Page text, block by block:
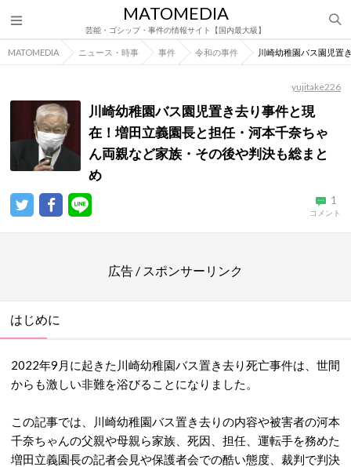
MATOMEDIA
芸能・ゴシップ・事件の情報サイト【国内最大級】
MATOMEDIA ニュース・時事 事件 令和の事件 川崎幼稚園バス園児置
yujitake226
川崎幼稚園バス園児置き去り事件と現
在！増田立義園長と担任・河本千奈ちゃ
ん両親など家族・その後や判決も総まと
め
1
コメント
広告 / スポンサーリンク
はじめに
2022年9月に起きた川崎幼稚園バス置き去り死亡事件は、世間
からも激しい非難を浴びることになりました。
この記事では、川崎幼稚園バス置き去りの内容や被害者の河本
千奈ちゃんの父親や母親ら家族、死因、担任、運転手を務めた
増田立義園長の記者会見や保護者会での酷い態度、裁判で判決